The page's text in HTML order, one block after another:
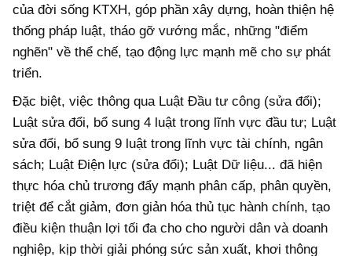
của đời sống KTXH, góp phần xây dựng, hoàn thiện hệ
thống pháp luật, tháo gỡ vướng mắc, những "điểm
nghẽn" về thể chế, tạo động lực mạnh mẽ cho sự phát
triển.
Đặc biệt, việc thông qua Luật Đầu tư công (sửa đổi);
Luật sửa đổi, bổ sung 4 luật trong lĩnh vực đầu tư; Luật
sửa đổi, bổ sung 9 luật trong lĩnh vực tài chính, ngân
sách; Luật Điện lực (sửa đổi); Luật Dữ liệu... đã hiện
thực hóa chủ trương đẩy mạnh phân cấp, phân quyền,
triệt để cắt giảm, đơn giản hóa thủ tục hành chính, tạo
điều kiện thuận lợi tối đa cho cho người dân và doanh
nghiệp, kịp thời giải phóng sức sản xuất, khơi thông